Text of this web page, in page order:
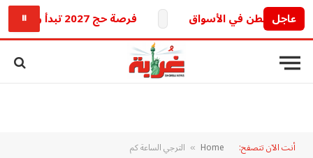
عاجل فرصة حج 2027 تبدأ رسمياً ووزارة الداخلية تكشف التفاصيل ⏸
أنت الآن تتصفح: Home
» الترجي الساعة كم